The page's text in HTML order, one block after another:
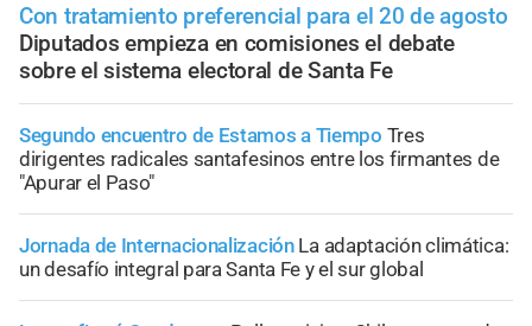
Con tratamiento preferencial para el 20 de agosto
Diputados empieza en comisiones el debate
sobre el sistema electoral de Santa Fe
Segundo encuentro de Estamos a Tiempo Tres
dirigentes radicales santafesinos entre los firmantes de
"Apurar el Paso"
Jornada de Internacionalización La adaptación climática:
un desafío integral para Santa Fe y el sur global